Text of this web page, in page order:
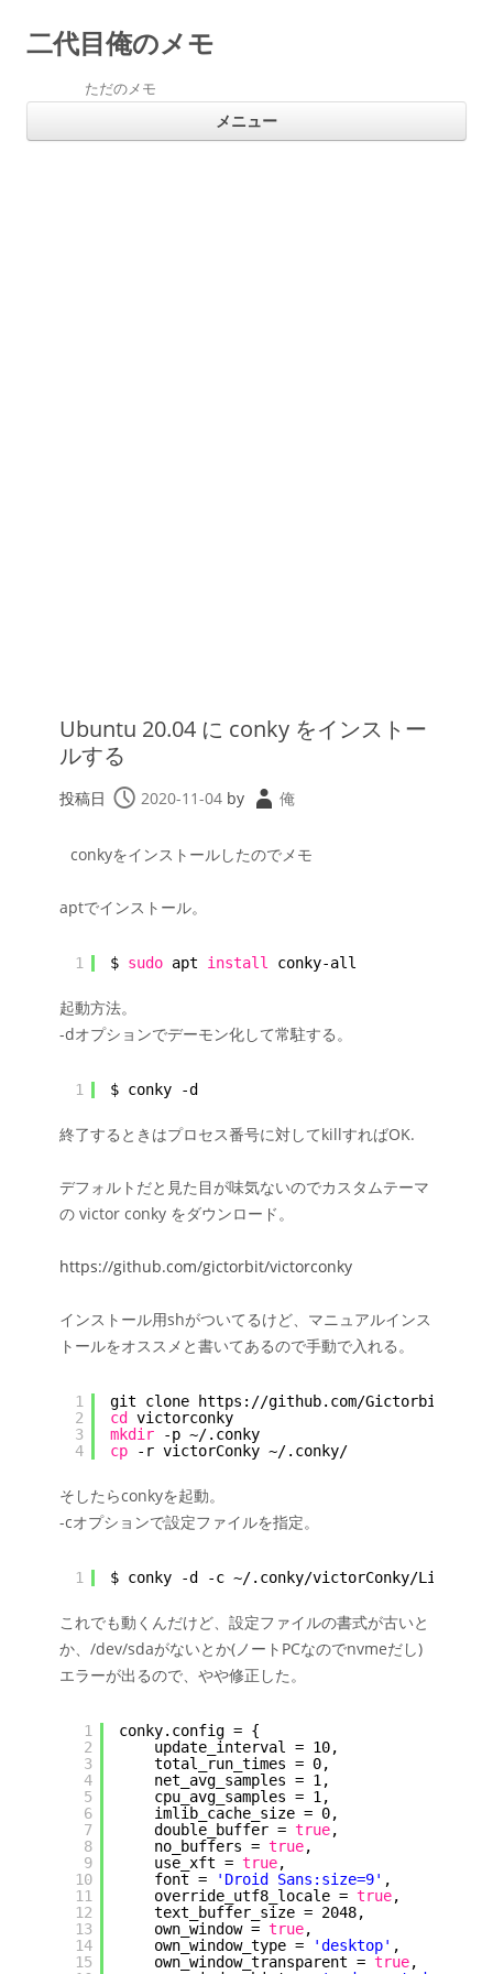
二代目俺のメモ
ただのメモ
メニュー
Ubuntu 20.04 に conky をインストー
ルする
投稿日 2020-11-04 by 俺
conkyをインストールしたのでメモ
aptでインストール。
1 $ sudo apt install conky-all
起動方法。
-dオプションでデーモン化して常駐する。
1 $ conky -d
終了するときはプロセス番号に対してkillすればOK.
デフォルトだと見た目が味気ないのでカスタムテーマ
の victor conky をダウンロード。
https://github.com/gictorbit/victorconky
インストール用shがついてるけど、マニュアルインス
トールをオススメと書いてあるので手動で入れる。
1
2
3
4
git clone https: //github.com/Gictorbit/
cd
victorconky
mkdir
-p ~/.conky
cp
-r victorConky ~/.conky/
そしたらconkyを起動。
-cオプションで設定ファイルを指定。
1 $ conky -d -c ~/.conky/victorConky/
これでも動くんだけど、設定ファイルの書式が古いと
か、/dev/sdaがないとか(ノートPCなのでnvmeだし)
エラーが出るので、やや修正した。
1
2
3
4
5
6
7
8
9
10
11
12
13
14
15
conky.config = {
update_interval = 10,
total_run_times = 0,
net_avg_samples = 1,
cpu_avg_samples = 1,
imlib_cache_size = 0,
double_buffer = true,
no_buffers = true,
use_xft = true,
font =
'Droid Sans:size=9' ,
override_utf8_locale = true,
text_buffer_size = 2048,
own_window = true,
own_window_type =
'desktop' ,
own_window_transparent = true,